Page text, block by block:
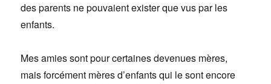
des parents ne pouvaient exister que vus par les
enfants.
Mes amies sont pour certaines devenues mères,
mais forcément mères d’enfants qui le sont encore